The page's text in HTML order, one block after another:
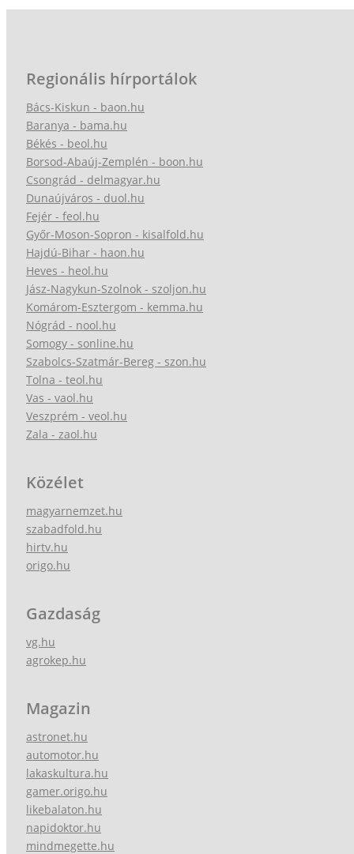
Regionális hírportálok
Bács-Kiskun - baon.hu
Baranya - bama.hu
Békés - beol.hu
Borsod-Abaúj-Zemplén - boon.hu
Csongrád - delmagyar.hu
Dunaújváros - duol.hu
Fejér - feol.hu
Győr-Moson-Sopron - kisalfold.hu
Hajdú-Bihar - haon.hu
Heves - heol.hu
Jász-Nagykun-Szolnok - szoljon.hu
Komárom-Esztergom - kemma.hu
Nógrád - nool.hu
Somogy - sonline.hu
Szabolcs-Szatmár-Bereg - szon.hu
Tolna - teol.hu
Vas - vaol.hu
Veszprém - veol.hu
Zala - zaol.hu
Közélet
magyarnemzet.hu
szabadfold.hu
hirtv.hu
origo.hu
Gazdaság
vg.hu
agrokep.hu
Magazin
astronet.hu
automotor.hu
lakaskultura.hu
gamer.origo.hu
likebalaton.hu
napidoktor.hu
mindmegette.hu